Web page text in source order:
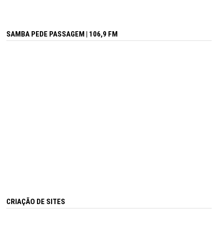
SAMBA PEDE PASSAGEM | 106,9 FM
CRIAÇÃO DE SITES